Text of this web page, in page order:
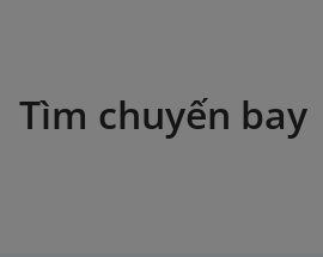
Tìm chuyến bay